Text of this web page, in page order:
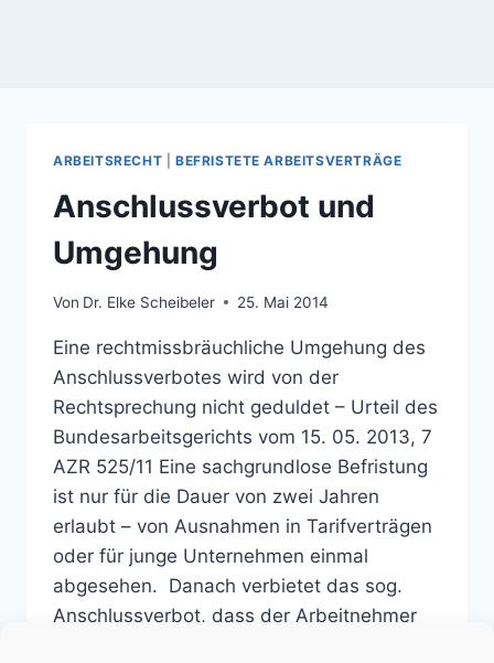
ARBEITSRECHT BEFRISTETE ARBEITSVERTRÄGE
Anschlussverbot und
Umgehung
Von Dr. Elke Scheibeler 25. Mai 2014
Eine rechtmissbräuchliche Umgehung des
Anschlussverbotes wird von der
Rechtsprechung nicht geduldet – Urteil des
Bundesarbeitsgerichts vom 15. 05. 2013, 7
AZR 525/11 Eine sachgrundlose Befristung
ist nur für die Dauer von zwei Jahren
erlaubt – von Ausnahmen in Tarifverträgen
oder für junge Unternehmen einmal
abgesehen. Danach verbietet das sog.
Anschlussverbot, dass der Arbeitnehmer